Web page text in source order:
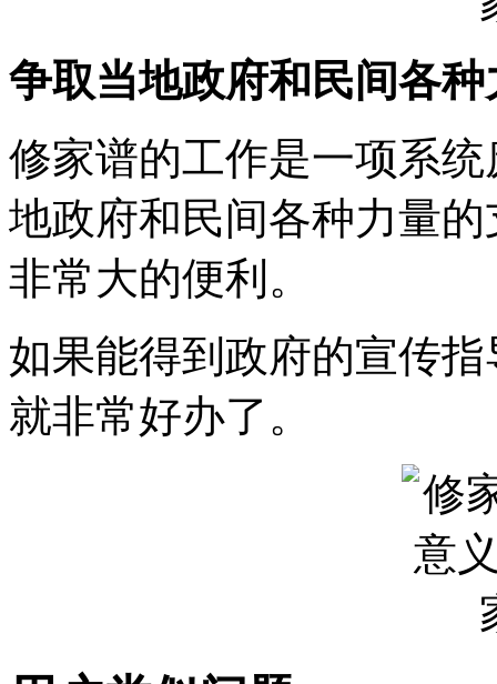
争取当地政府和民间各
修家谱的工作是一项系
地政府和民间各种力量
非常大的便利。
如果能得到政府的宣传
就非常好办了。